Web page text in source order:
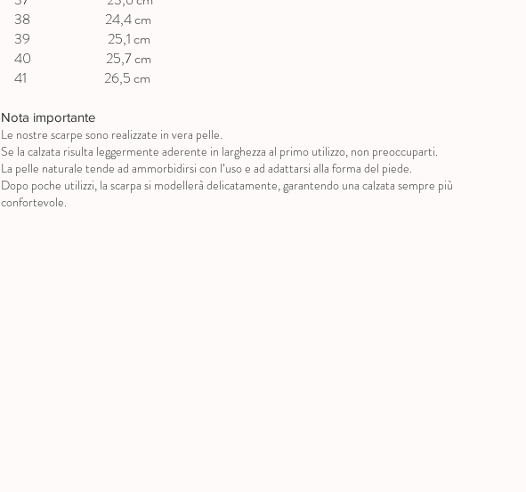
38 24,4 cm
39 25,1 cm
40 25,7 cm
41 26,5 cm
Nota importante
Le nostre scarpe sono realizzate in vera pelle.
Se la calzata risulta leggermente aderente in larghezza al primo utilizzo, non preoccuparti.
La pelle naturale tende ad ammorbidirsi con l’uso e ad adattarsi alla forma del piede.
Dopo poche utilizzi, la scarpa si modellerà delicatamente, garantendo una calzata sempre più
confortevole.